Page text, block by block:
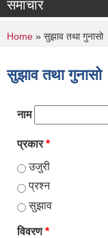
समाचार
You are here
Home » सुझाव तथा गुनासो
सुझाव तथा गुनासो
नाम
प्रकार*
उजुरी
प्रश्न
सुझाव
विवरण*